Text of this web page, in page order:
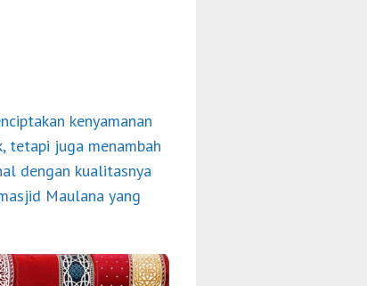
kenyamanan
tetapi juga menambah
dengan kualitasnya
Maulana yang